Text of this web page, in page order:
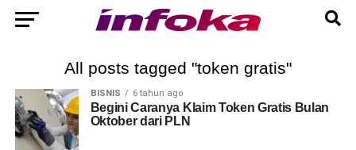
All posts tagged "token gratis"
BISNIS 6 tahun ago
Begini Caranya Klaim Token Gratis Bulan
Oktober dari PLN